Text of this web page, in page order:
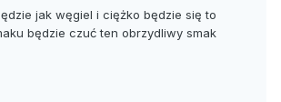
jak węgiel i ciężko będzie się to
będzie czuć ten obrzydliwy smak